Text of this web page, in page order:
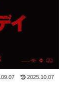
2025.10.07